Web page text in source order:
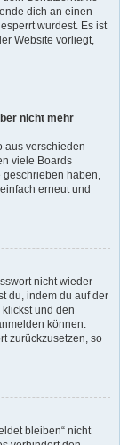
dich an einen
wurdest. Es ist
Website vorliegt,
nicht mehr
aus verschieden
viele Boards
geschrieben haben,
erneut und
nicht wieder
du, indem du auf der
und den
können.
zurückzusetzen, so
bleiben“ nicht